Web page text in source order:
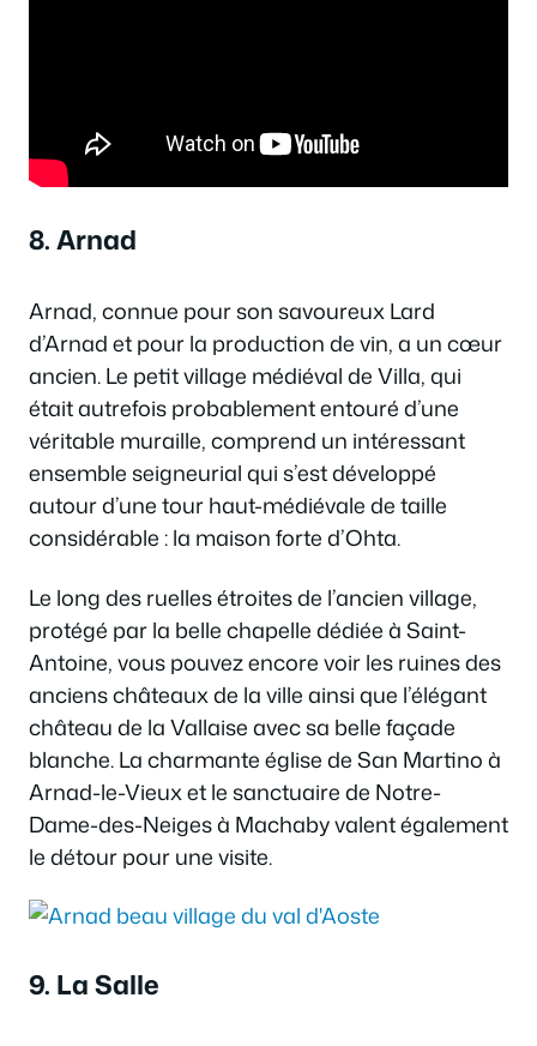
8. Arnad
Arnad, connue pour son savoureux Lard
d’Arnad et pour la production de vin, a un cœur
ancien. Le petit village médiéval de Villa, qui
était autrefois probablement entouré d’une
véritable muraille, comprend un intéressant
ensemble seigneurial qui s’est développé
autour d’une tour haut-médiévale de taille
considérable : la maison forte d’Ohta.
Le long des ruelles étroites de l’ancien village,
protégé par la belle chapelle dédiée à Saint-
Antoine, vous pouvez encore voir les ruines des
anciens châteaux de la ville ainsi que l’élégant
château de la Vallaise avec sa belle façade
blanche. La charmante église de San Martino à
Arnad-le-Vieux et le sanctuaire de Notre-
Dame-des-Neiges à Machaby valent également
le détour pour une visite.
9. La Salle